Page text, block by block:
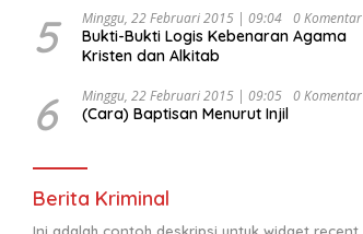
5 Minggu, 22 Februari 2015 | 09:04 0 Komentar
Bukti-Bukti Logis Kebenaran Agama
Kristen dan Alkitab
6 Minggu, 22 Februari 2015 | 09:05 0 Komentar
(Cara) Baptisan Menurut Injil
Berita Kriminal
Ini adalah contoh deskripsi untuk widget recent